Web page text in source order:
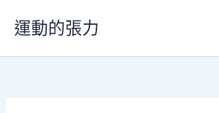
要
運動的張力